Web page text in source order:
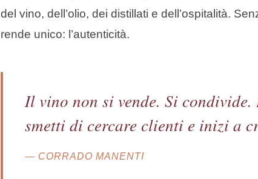
del vino, dell’olio, dei distillati e dell’ospitalità.
rende unico: l’autenticità.
Il vino non si vende. Si
smetti di cercare clienti e inizi a
— CORRADO MANENTI